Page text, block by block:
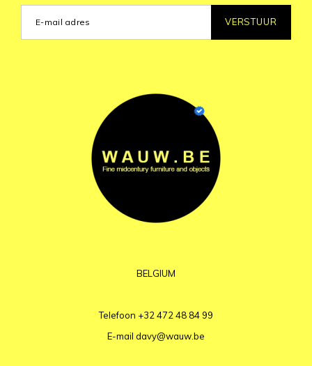
VERSTUUR
BELGIUM
Telefoon +32 472 48 84 99
E-mail davy@wauw.be